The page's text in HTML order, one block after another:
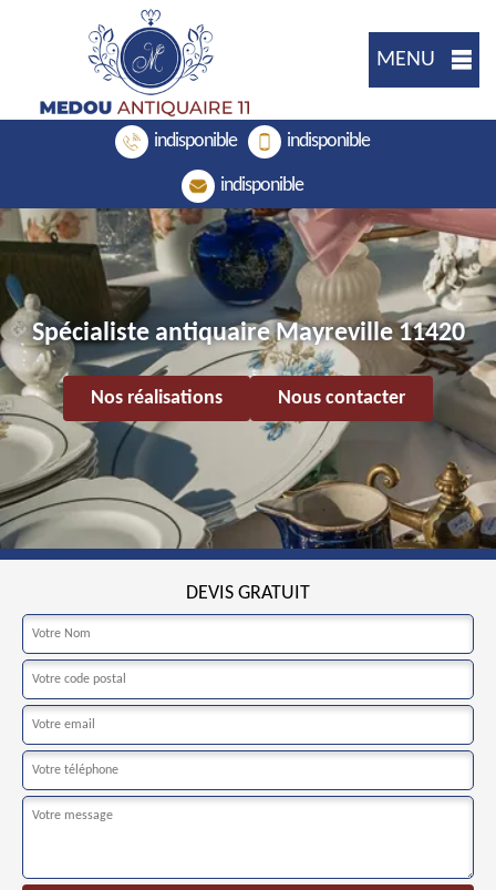
MENU
indisponible indisponible
indisponible
Spécialiste antiquaire Mayreville 11420
Nos réalisations Nous contacter
DEVIS GRATUIT